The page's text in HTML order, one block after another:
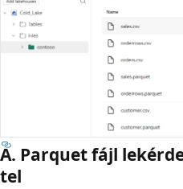
A. Parquet fájl
tel